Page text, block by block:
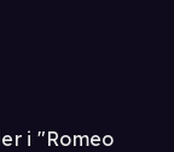
i "Romeo